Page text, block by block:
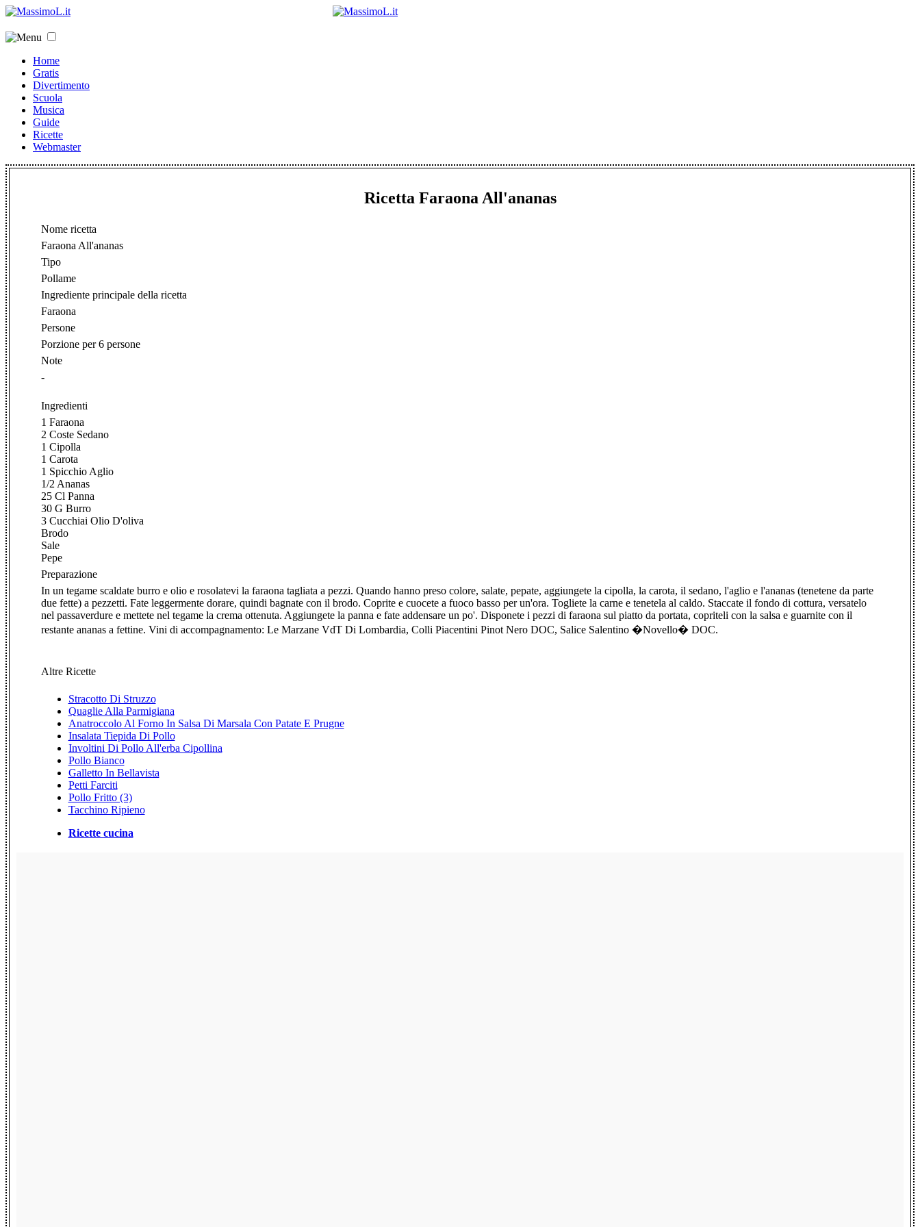
Home
Gratis
Divertimento
Scuola
Musica
Guide
Ricette
Webmaster
Ricetta Faraona All'ananas
Nome ricetta
Faraona All'ananas
Tipo
Pollame
Ingrediente principale della ricetta
Faraona
Persone
Porzione per 6 persone
Note
-
Ingredienti
1 Faraona
2 Coste Sedano
1 Cipolla
1 Carota
1 Spicchio Aglio
1/2 Ananas
25 Cl Panna
30 G Burro
3 Cucchiai Olio D'oliva
Brodo
Sale
Pepe
Preparazione
In un tegame scaldate burro e olio e rosolatevi la faraona tagliata a pezzi. Quando hanno preso colore, salate, pepate, aggiungete la cipolla, la carota, il sedano, l'aglio e l'ananas (tenetene da parte
due fette) a pezzetti. Fate leggermente dorare, quindi bagnate con il brodo. Coprite e cuocete a fuoco basso per un'ora. Togliete la carne e tenetela al caldo. Staccate il fondo di cottura, versatelo
nel passaverdure e mettete nel tegame la crema ottenuta. Aggiungete la panna e fate addensare un po'. Disponete i pezzi di faraona sul piatto da portata, copriteli con la salsa e guarnite con il
restante ananas a fettine. Vini di accompagnamento: Le Marzane VdT Di Lombardia, Colli Piacentini Pinot Nero DOC, Salice Salentino �Novello� DOC.
Altre Ricette
Stracotto Di Struzzo
Quaglie Alla Parmigiana
Anatroccolo Al Forno In Salsa Di Marsala Con Patate E Prugne
Insalata Tiepida Di Pollo
Involtini Di Pollo All'erba Cipollina
Pollo Bianco
Galletto In Bellavista
Petti Farciti
Pollo Fritto (3)
Tacchino Ripieno
Ricette cucina